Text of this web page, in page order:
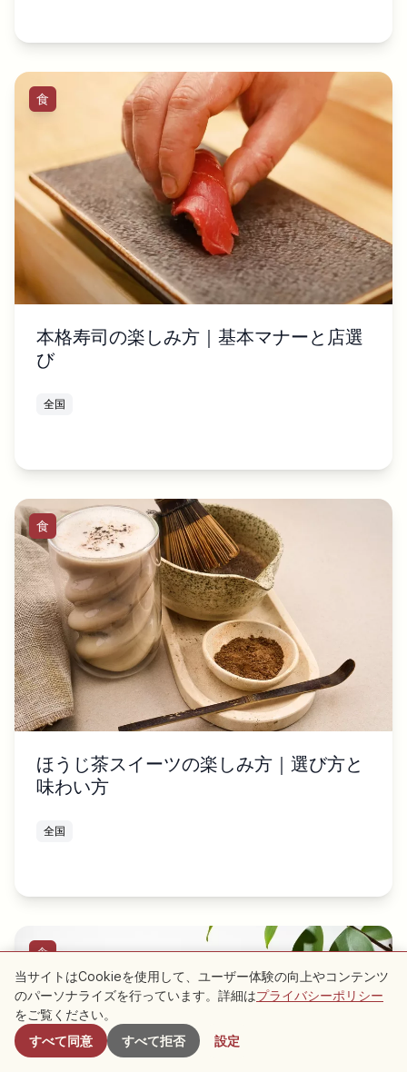
食
本格寿司の楽しみ方｜基本マナーと店選
び
全国
食
ほうじ茶スイーツの楽しみ方｜選び方と
味わい方
全国
食
当サイトはCookieを使用して、ユーザー体験の向上やコンテンツ
のパーソナライズを行っています。詳細はプライバシーポリシー
をご覧ください。
すべて同意
すべて拒否 設定